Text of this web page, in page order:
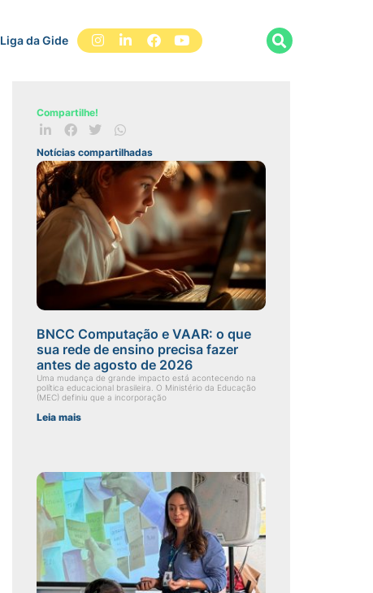
Liga da Gide
Compartilhe!
Notícias compartilhadas
BNCC Computação e VAAR: o que
sua rede de ensino precisa fazer
antes de agosto de 2026
Uma mudança de grande impacto está acontecendo na
política educacional brasileira. O Ministério da Educação
(MEC) definiu que a incorporação
Leia mais